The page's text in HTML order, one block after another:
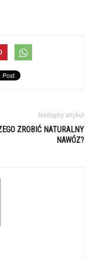
Następny artykuł
ZROBIĆ NATURALNY
NAWÓZ?